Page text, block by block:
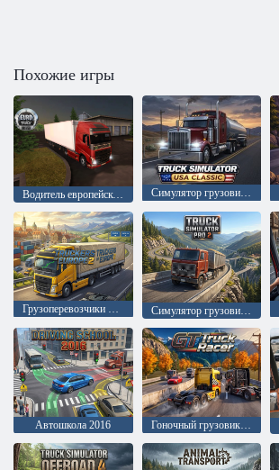
Похожие игры
Водитель европейского грузовика Симулятор грузовика США
Грузоперевозчики Европы 2 Симулятор грузовика 2
Автошкола 2016 Гоночный грузовик GT